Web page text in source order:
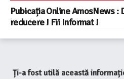
Pubicația Online AmosNews :
reducere ! Fii Informat !
Ți-a fost utilă această